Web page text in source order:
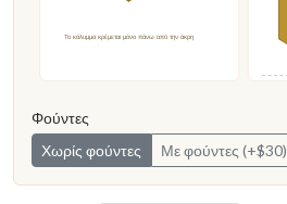
Το κάλυμμα κρέμεται μόνο πάνω από την άκρη
Φούντες
Χωρίς φούντες
Με φούντες (+$30)